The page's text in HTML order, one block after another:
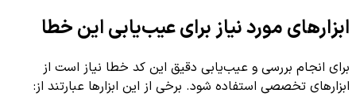
ابزارهای مورد نیاز برای عیب‌یابی این خطا
برای انجام بررسی و عیب‌یابی دقیق این کد خطا نیاز است از
ابزارهای تخصصی استفاده شود. برخی از این ابزارها عبارتند از: